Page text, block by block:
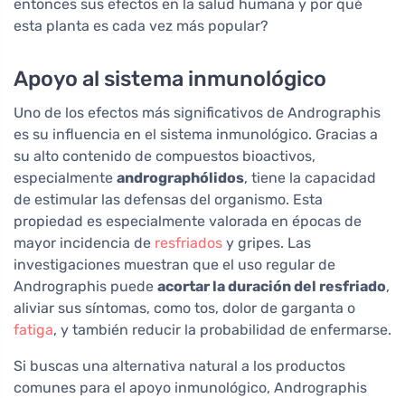
entonces sus efectos en la salud humana y por qué
esta planta es cada vez más popular?
Apoyo al sistema inmunológico
Uno de los efectos más significativos de Andrographis
es su influencia en el sistema inmunológico. Gracias a
su alto contenido de compuestos bioactivos,
especialmente andrographólidos, tiene la capacidad
de estimular las defensas del organismo. Esta
propiedad es especialmente valorada en épocas de
mayor incidencia de resfriados y gripes. Las
investigaciones muestran que el uso regular de
Andrographis puede acortar la duración del resfriado,
aliviar sus síntomas, como tos, dolor de garganta o
fatiga, y también reducir la probabilidad de enfermarse.
Si buscas una alternativa natural a los productos
comunes para el apoyo inmunológico, Andrographis